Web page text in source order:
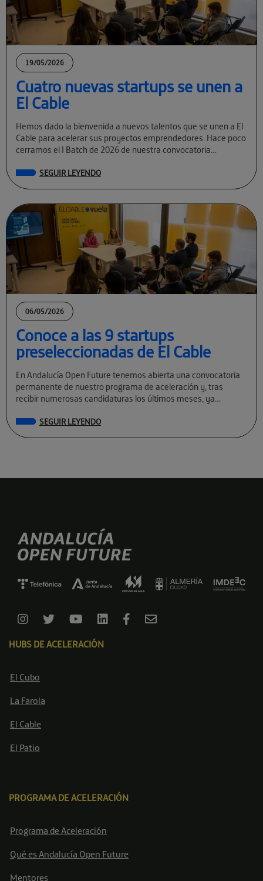
19/05/2026
Cuatro nuevas startups se unen a
El Cable
Hemos dado la bienvenida a nuevos talentos que se unen a El
Cable para acelerar sus proyectos emprendedores. Hace poco
cerramos el I Batch de 2026 de nuestra convocatoria
SEGUIR LEYENDO
06/05/2026
Conoce a las 9 startups
preseleccionadas de El Cable
En Andalucía Open Future tenemos abierta una convocatoria
permanente de nuestro programa de aceleración y, tras
recibir numerosas candidaturas los últimos meses, ya
SEGUIR LEYENDO
HUBS DE ACELERACIÓN
El Cubo
La Farola
El Cable
El Patio
PROGRAMA DE ACELERACIÓN
Programa de Aceleración
Qué es Andalucía Open Future
Mentores